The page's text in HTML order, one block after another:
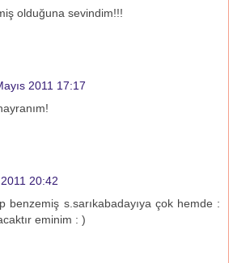
olduğuna sevindim!!!
2011 17:17
20:42
benzemiş s.sarıkabadayıya çok hemde :
eminim : )